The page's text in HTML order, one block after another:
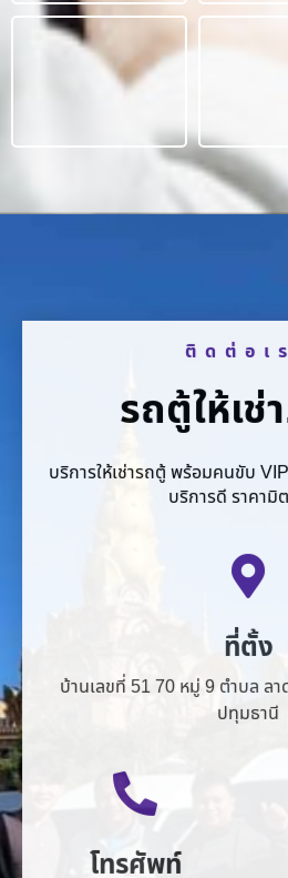
รถตู้ให้เช่
บริการให้เช่ารถตู้ พร้อมคนขับ
ที่ตั้ง
บ้านเลขที่ 51 70 หมู่ 9 ตำบล ลา
ปทุมธานี
โทรศัพท์
081-875-2547